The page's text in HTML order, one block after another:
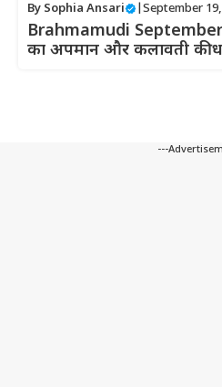
By Sophia Ansari September
Brahmamudi
का अपमान और कलावती की
---